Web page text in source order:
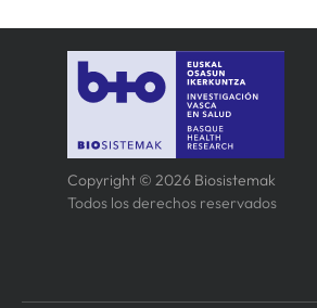
Copyright © 2026 Biosistemak
Todos los derechos reservados